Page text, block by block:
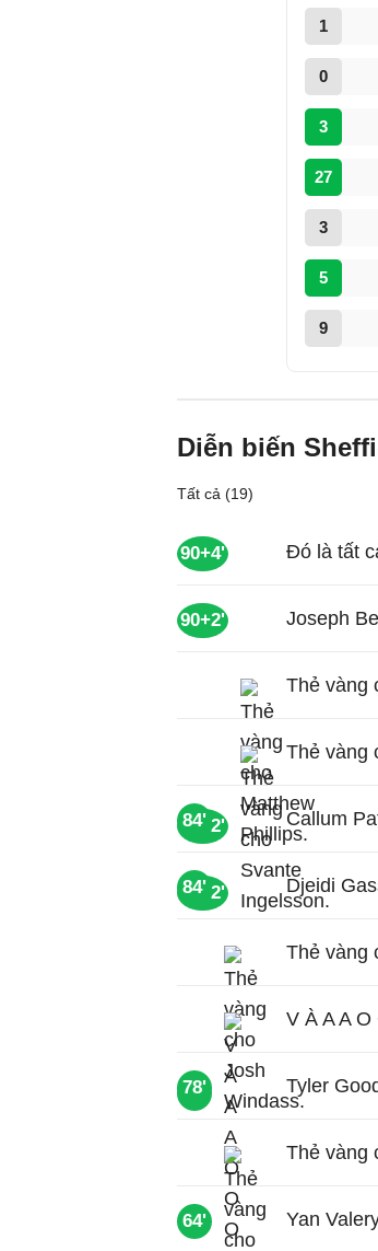
1
0
3
27
3
5
9
Diễn biến
Tất cả (19)
90+4' Đó là tất
90+2' Joseph
90+2'
Thẻ vàng
90+2'
Thẻ vàng
84' Callum
84' Djeidi
83'
Thẻ vàng
V À A A
78' Tyler
Thẻ vàng
64' Yan